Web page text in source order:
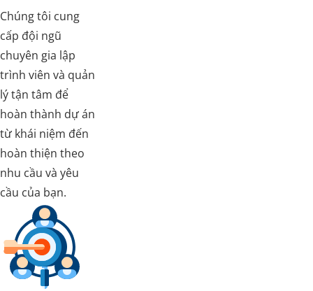
Chúng tôi cung
cấp đội ngũ
chuyên gia lập
trình viên và quản
lý tận tâm để
hoàn thành dự án
từ khái niệm đến
hoàn thiện theo
nhu cầu và yêu
cầu của bạn.